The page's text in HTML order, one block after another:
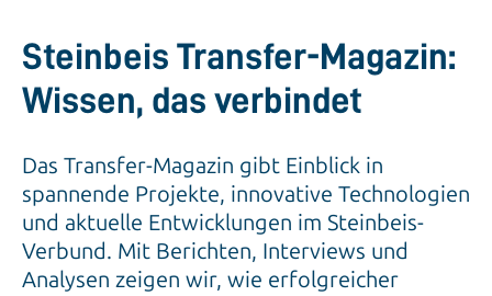
Steinbeis Transfer-Magazin:
Wissen, das verbindet
Das Transfer-Magazin gibt Einblick in
spannende Projekte, innovative Technologien
und aktuelle Entwicklungen im Steinbeis-
Verbund. Mit Berichten, Interviews und
Analysen zeigen wir, wie erfolgreicher